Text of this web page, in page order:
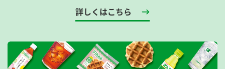
詳しくはこちら